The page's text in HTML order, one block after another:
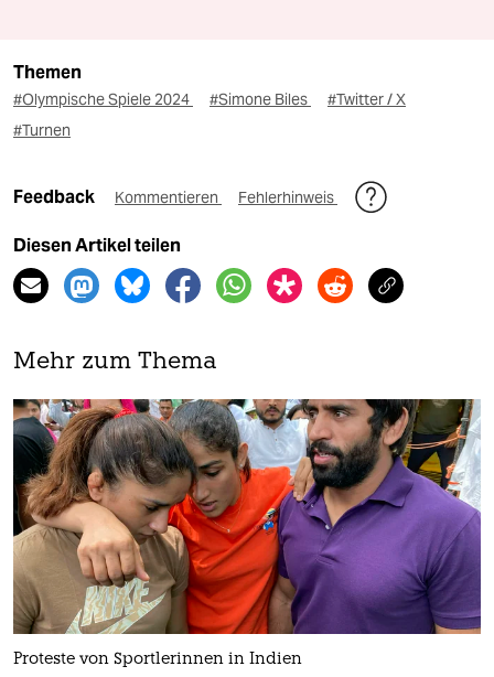
Themen
#Olympische Spiele 2024 #Simone Biles
#Twitter / X
#Turnen
Feedback Kommentieren Fehlerhinweis
Diesen Artikel teilen
Mehr zum Thema
Proteste von Sportlerinnen in Indien